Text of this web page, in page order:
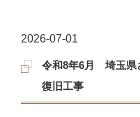
2026-07-01
令和8年6月 埼玉県
復旧工事